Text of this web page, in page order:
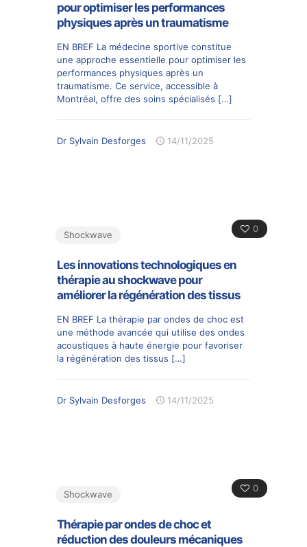
pour optimiser les performances
physiques après un traumatisme
EN BREF La médecine sportive constitue
une approche essentielle pour optimiser les
performances physiques après un
traumatisme. Ce service, accessible à
Montréal, offre des soins spécialisés […]
Dr Sylvain Desforges 14/11/2025
0
Shockwave
Les innovations technologiques en
thérapie au shockwave pour
améliorer la régénération des tissus
EN BREF La thérapie par ondes de choc est
une méthode avancée qui utilise des ondes
acoustiques à haute énergie pour favoriser
la régénération des tissus […]
Dr Sylvain Desforges 14/11/2025
0
Shockwave
Thérapie par ondes de choc et
réduction des douleurs mécaniques